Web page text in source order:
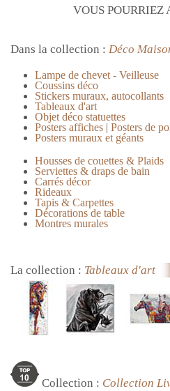
VOUS POURRIEZ
Dans la collection : Déco
Lampe de chevet - Veilleuse
Coussins déco
Stickers muraux, autocollants
Tableaux d'art
Objet déco statuettes
Posters affiches | Posters de
Posters muraux et géants
Housses de couettes & Plaids
Serviettes & draps de bain
Carrés décor
Rideaux
Tapis & Carpettes
Décorations de table
Montres murales
La collection : Tableaux d'art
Collection : Collection